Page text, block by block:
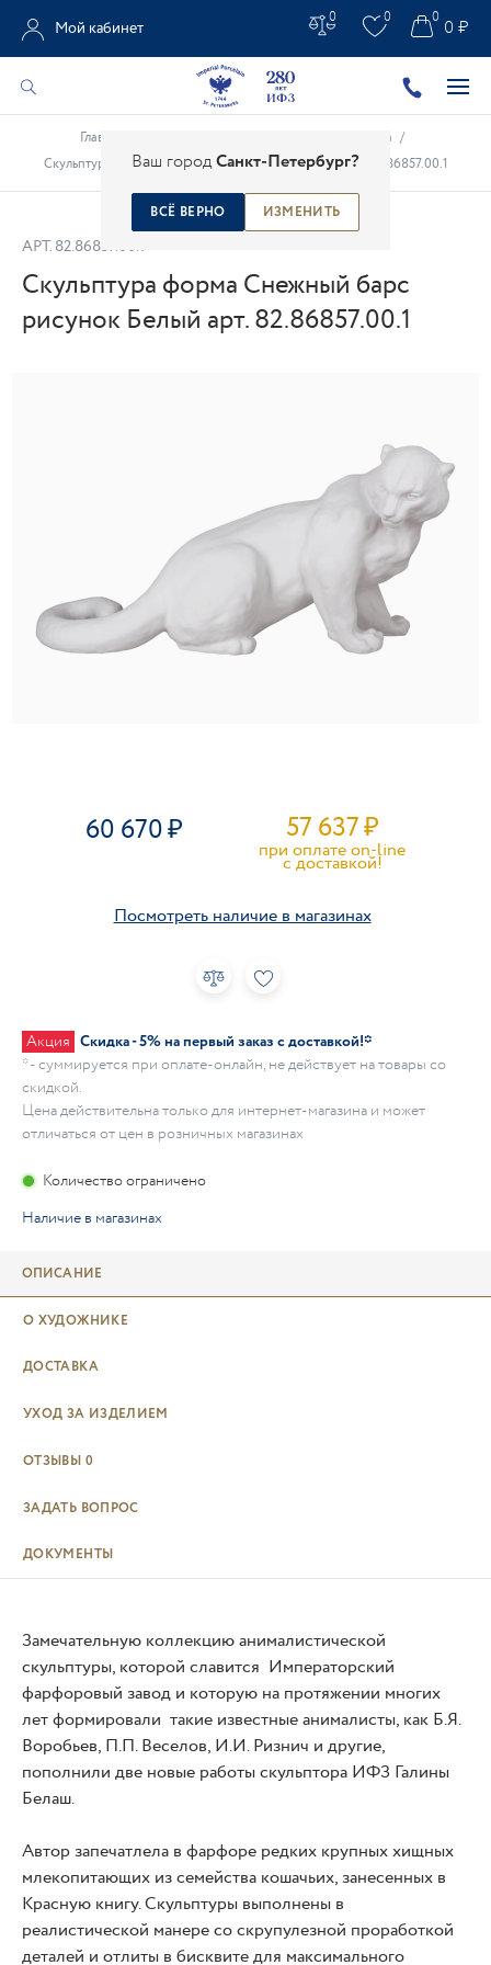
Ваш городСанкт-Петербург?
ВСЁ ВЕРНО ИЗМЕНИТЬ
Мой кабинет
0 0 0 ₽
0
Главная Анималистическая скульптура /
Скульптура форма Снежный барс рисунок Белый арт. 82.86857.00.1
АРТ. 82.86857.00.1
Скульптура форма Снежный барс
рисунок Белый арт. 82.86857.00.1
60 670 57 637₽
при оплате on-line
c доставкой!
Посмотреть наличие в магазинах
Акция Скидка - 5% на первый заказ с доставкой!*
* - суммируется при оплате-онлайн, не действует на товары со
скидкой.
Цена действительна только для интернет-магазина и может
отличаться от цен в розничных магазинах
Количество ограничено
Наличие в магазинах
ОПИСАНИЕ
О ХУДОЖНИКЕ
ДОСТАВКА
УХОД ЗА ИЗДЕЛИЕМ
ОТЗЫВЫ 0
ЗАДАТЬ ВОПРОС
ДОКУМЕНТЫ
Замечательную коллекцию анималистической
скульптуры, которой славится Императорский
фарфоровый завод и которую на протяжении многих
лет формировали такие известные анималисты, как Б.Я.
Воробьев, П.П. Веселов, И.И. Ризнич и другие,
пополнили две новые работы скульптора ИФЗ Галины
Белаш.
Автор запечатлела в фарфоре редких крупных хищных
млекопитающих из семейства кошачьих, занесенных в
Красную книгу. Скульптуры выполнены в
реалистической манере со скрупулезной проработкой
деталей и отлиты в бисквите для максимального